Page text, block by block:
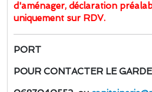
d'aménager, déclaration
uniquement sur RDV.
PORT
POUR CONTACTER LE